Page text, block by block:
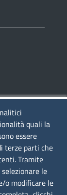
quali la
essere
terze parti che
Tramite
le
o modificare le